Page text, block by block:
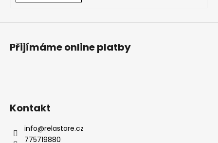
Přijímáme online platby
Kontakt
info@relastore.cz
775719880